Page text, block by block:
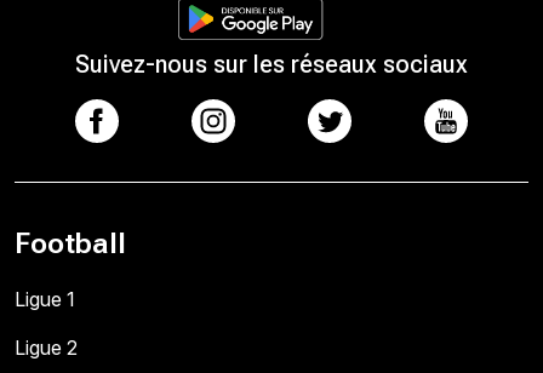
Suivez-nous sur les réseaux sociaux
Football
Ligue 1
Ligue 2